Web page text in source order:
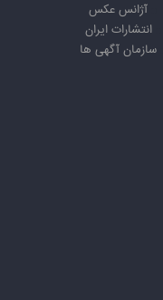
آژانس عکس
انتشارات ایران
سازمان آگهی ها